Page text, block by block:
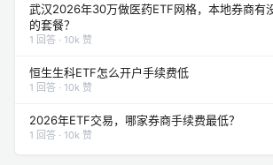
武汉2026年30万做医药ETF网格，本地券商有
的套餐？
1 回答 · 10k 赞
恒生生科ETF怎么开户手续费低
1 回答 · 10k 赞
2026年ETF交易，哪家券商手续费最低？
1 回答 · 10k 赞